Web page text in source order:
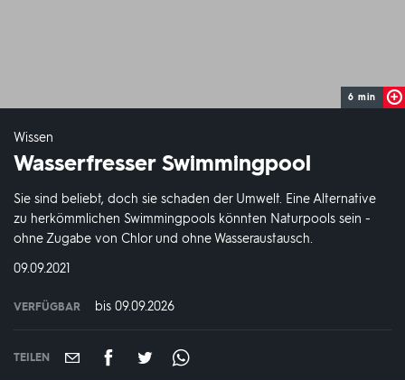
6 min
Wissen
Wasserfresser Swimmingpool
Sie sind beliebt, doch sie schaden der Umwelt. Eine Alternative
zu herkömmlichen Swimmingpools könnten Naturpools sein -
ohne Zugabe von Chlor und ohne Wasseraustausch.
DATUM:
09.09.2021
VERFÜGBAR bis 09.09.2026
TEILEN